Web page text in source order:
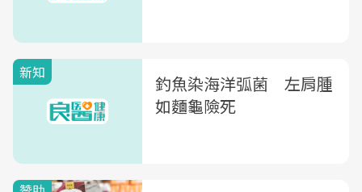
新知
釣魚染海洋弧菌 左肩腫
如麵龜險死